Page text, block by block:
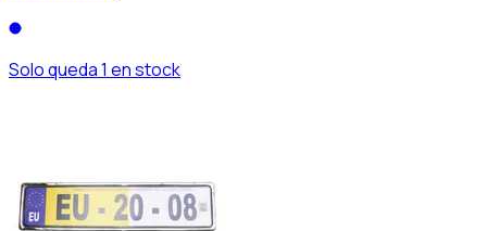
Solo queda 1 en stock